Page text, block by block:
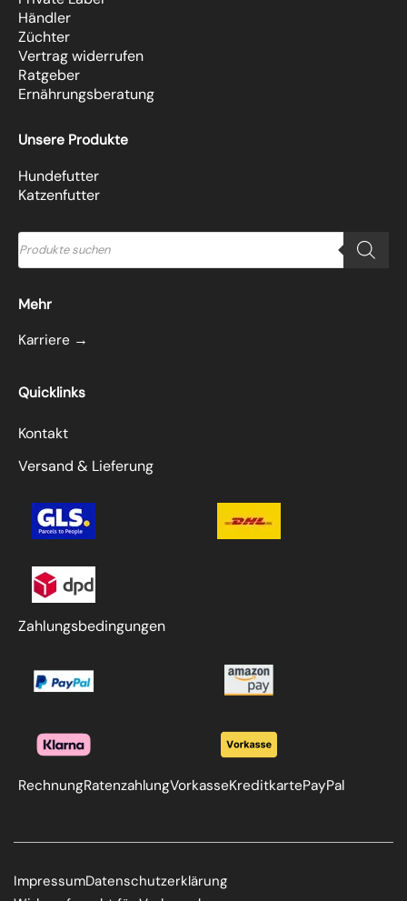
Händler
Züchter
Vertrag widerrufen
Ratgeber
Ernährungsberatung
Unsere Produkte
Hundefutter
Katzenfutter
Products
search
Mehr
Karriere →
Quicklinks
Kontakt
Versand & Lieferung
Zahlungsbedingungen
RechnungRatenzahlungVorkasseKreditkartePayPal
ImpressumDatenschutzerklärung